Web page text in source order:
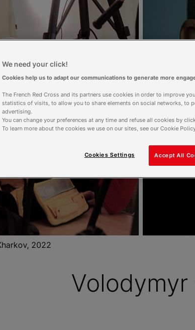
2022
Volodymyr
We need your click!
Cookies help us to adapt our communications to generate more
The French Red Cross and its partners use cookies in order to improve
statistics of visits, to allow you to share elements on social networks, to
advertising.
You can change your preferences at any time and refuse all cookies by
To learn more about the cookies we use on our sites, see our Cookie
Accept All
Cookies Settings